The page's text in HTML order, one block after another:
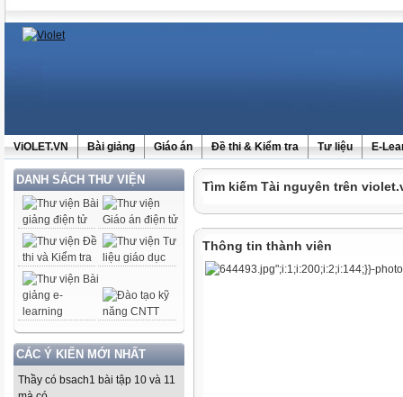
ViOLET.VN Bài giảng Giáo án Đề thi & Kiểm tra Tư liệu E-
DANH SÁCH THƯ VIỆN
CÁC Ý KIẾN MỚI NHẤT
Thầy có bsach1 bài tập 10 và 11
Tìm kiếm Tài nguyên trên
Thông tin thành viên